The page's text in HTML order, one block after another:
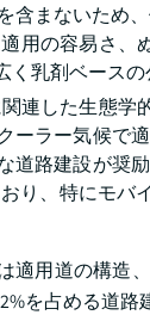
含まないため
用の容易さ
乳剤ベースの
連した生態
ーラー気候で
道路建設が奨
り、特にモ
適用道の構造
を占める道路